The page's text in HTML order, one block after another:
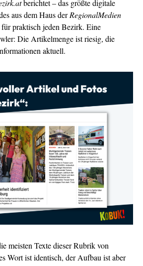
berichtet – das größte digitale
aus dem Haus derRegionalMedien
praktisch jeden Bezirk. Eine
Die Artikelmenge ist riesig, die
aktuell.
meisten Texte dieser Rubrik von
Wort ist identisch, der Aufbau ist aber